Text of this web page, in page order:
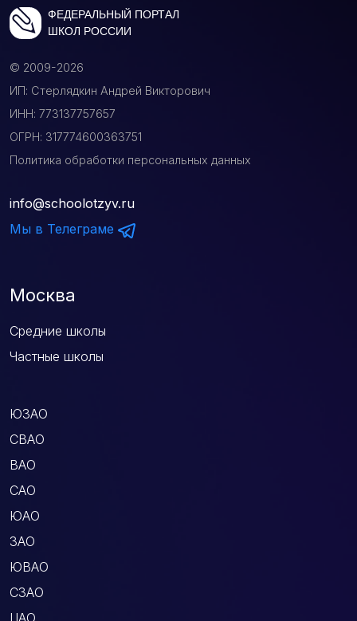
ФЕДЕРАЛЬНЫЙ ПОРТАЛ
ШКОЛ РОССИИ
© 2009-2026
ИП: Стерлядкин Андрей Викторович
ИНН: 773137757657
ОГРН: 317774600363751
Политика обработки персональных данных
info@schoolotzyv.ru
Мы в Телеграме
Москва
Средние школы
Частные школы
ЮЗАО
СВАО
ВАО
САО
ЮАО
ЗАО
ЮВАО
СЗАО
ЦАО